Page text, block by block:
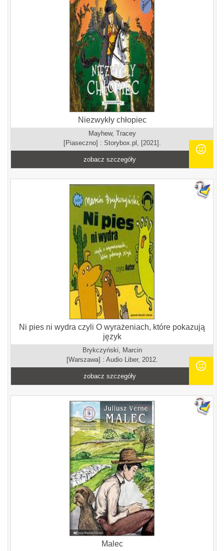
Niezwykły chłopiec
Mayhew, Tracey
[Piaseczno] : Storybox.pl, [2021].
zobacz szczegóły
Ni pies ni wydra czyli O wyrażeniach, które pokazują
język
Brykczyński, Marcin
[Warszawa] : Audio Liber, 2012.
zobacz szczegóły
Malec